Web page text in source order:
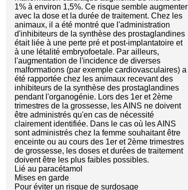
1% à environ 1,5%. Ce risque semble augmenter
avec la dose et la durée de traitement. Chez les
animaux, il a été montré que l'administration
d'inhibiteurs de la synthèse des prostaglandines
était liée à une perte pré et post-implantatoire et
à une létalité embryofoetale. Par ailleurs,
l'augmentation de l'incidence de diverses
malformations (par exemple cardiovasculaires) a
été rapportée chez les animaux recevant des
inhibiteurs de la synthèse des prostaglandines
pendant l'organogénie. Lors des 1er et 2ème
trimestres de la grossesse, les AINS ne doivent
être administrés qu'en cas de nécessité
clairement identifiée. Dans le cas où les AINS
sont administrés chez la femme souhaitant être
enceinte ou au cours des 1er et 2ème trimestres
de grossesse, les doses et durées de traitement
doivent être les plus faibles possibles.
Lié au paracétamol
Mises en garde
Pour éviter un risque de surdosage